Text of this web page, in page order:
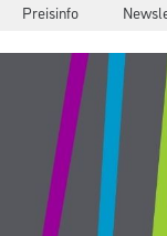
Preisinfo